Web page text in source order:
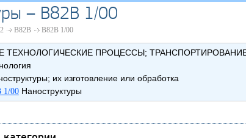
– B82B 1/00
B82B B82B 1/00
ТЕХНОЛОГИЧЕСКИЕ ПРОЦЕССЫ;
их изготовление или обработка
1/00Наноструктуры